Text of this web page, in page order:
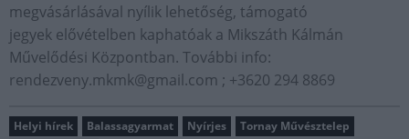
megvásárlásával nyílik lehetőség, támogató
jegyek elővételben kaphatóak a Mikszáth Kálmán
Művelődési Központban. További info:
rendezveny.mkmk@gmail.com ; +3620 294 8869
Helyi hírek Balassagyarmat Nyírjes
Tornay Művésztelep